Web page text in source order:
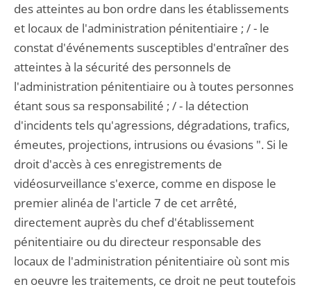
des atteintes au bon ordre dans les établissements
et locaux de l'administration pénitentiaire ; / - le
constat d'événements susceptibles d'entraîner des
atteintes à la sécurité des personnels de
l'administration pénitentiaire ou à toutes personnes
étant sous sa responsabilité ; / - la détection
d'incidents tels qu'agressions, dégradations, trafics,
émeutes, projections, intrusions ou évasions ". Si le
droit d'accès à ces enregistrements de
vidéosurveillance s'exerce, comme en dispose le
premier alinéa de l'article 7 de cet arrêté,
directement auprès du chef d'établissement
pénitentiaire ou du directeur responsable des
locaux de l'administration pénitentiaire où sont mis
en oeuvre les traitements, ce droit ne peut toutefois